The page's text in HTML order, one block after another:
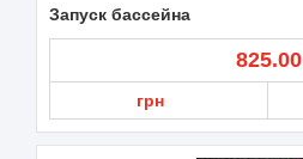
Запуск бассейна
825.00
грн